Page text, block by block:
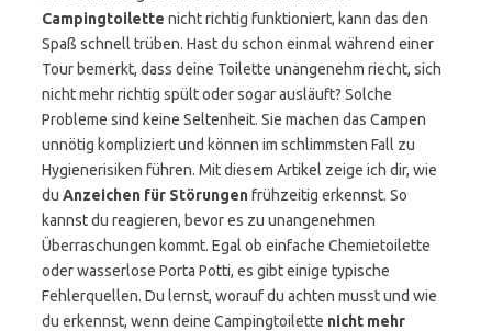
Campingtoilette nicht richtig funktioniert, kann das den
Spaß schnell trüben. Hast du schon einmal während einer
Tour bemerkt, dass deine Toilette unangenehm riecht, sich
nicht mehr richtig spült oder sogar ausläuft? Solche
Probleme sind keine Seltenheit. Sie machen das Campen
unnötig kompliziert und können im schlimmsten Fall zu
Hygienerisiken führen. Mit diesem Artikel zeige ich dir, wie
du Anzeichen für Störungenfrühzeitig erkennst. So
kannst du reagieren, bevor es zu unangenehmen
Überraschungen kommt. Egal ob einfache Chemietoilette
oder wasserlose Porta Potti, es gibt einige typische
Fehlerquellen. Du lernst, worauf du achten musst und wie
du erkennst, wenn deine Campingtoilette nicht mehr